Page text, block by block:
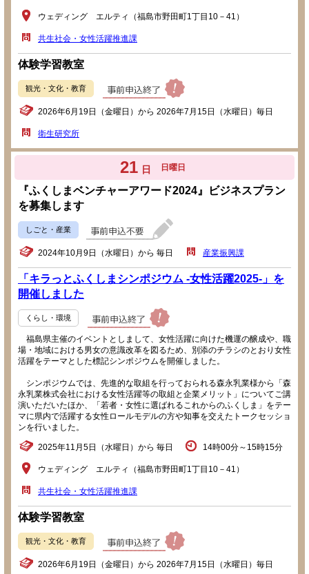
ウェディング エルティ（福島市野田町1丁目10－41）
共生社会・女性活躍推進課
体験学習教室
観光・文化・教育
2026年6月19日（金曜日）から 2026年7月15日（水曜日）毎日
衛生研究所
21 日 日曜日
『ふくしまベンチャーアワード2024』ビジネスプラン
を募集します
しごと・産業
2024年10月9日（水曜日）から 毎日 産業振興課
「キラっとふくしまシンポジウム -女性活躍2025-」を
開催しました
くらし・環境
福島県主催のイベントとしまして、女性活躍に向けた機運の醸成や、職
場・地域における男女の意識改革を図るため、別添のチラシのとおり女性
活躍をテーマとした標記シンポジウムを開催しました。
シンポジウムでは、先進的な取組を行っておられる森永乳業様から「森
永乳業株式会社における女性活躍等の取組と企業メリット」についてご講
演いただいたほか、「若者・女性に選ばれるこれからのふくしま」をテー
マに県内で活躍する女性ロールモデルの方や知事を交えたトークセッショ
ンを行いました。
2025年11月5日（水曜日）から 毎日 14時00分～15時15分
ウェディング エルティ（福島市野田町1丁目10－41）
共生社会・女性活躍推進課
体験学習教室
観光・文化・教育
2026年6月19日（金曜日）から 2026年7月15日（水曜日）毎日